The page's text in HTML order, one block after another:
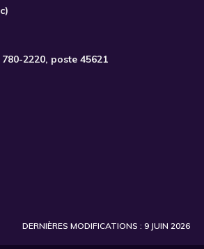
2220, poste 45621
DERNIÈRES MODIFICATIONS : 9 JUIN 2026